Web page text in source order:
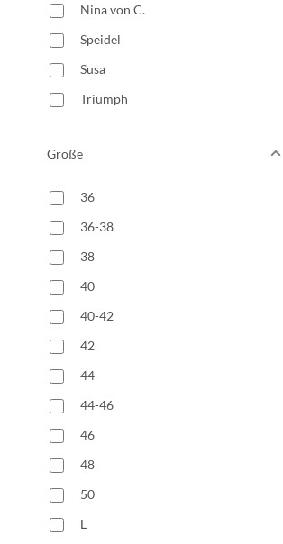
Nina von C.
Speidel
Susa
Triumph
Größe
36
36-38
38
40
40-42
42
44
44-46
46
48
50
L